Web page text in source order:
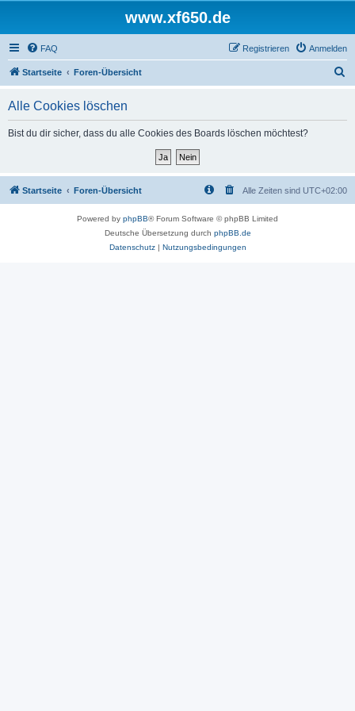
www.xf650.de
FAQ Anmelden
Registrieren
Startseite Foren-Übersicht
Alle Cookies löschen
Bist du dir sicher, dass du alle Cookies des Boards löschen möchtest?
Startseite Foren-Übersicht Alle Zeiten sind UTC+02:00
Powered by phpBB® Forum Software © phpBB Limited
Deutsche Übersetzung durch phpBB.de
Datenschutz| Nutzungsbedingungen